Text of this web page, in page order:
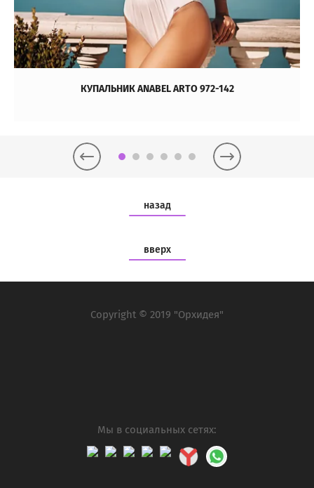
КУПАЛЬНИК ANABEL ARTO 972-142
назад
вверх
Copyright © 2019 "Орхидея"
Мы в социальных сетях: